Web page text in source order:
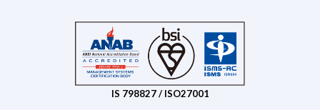
IS 798827 / ISO27001